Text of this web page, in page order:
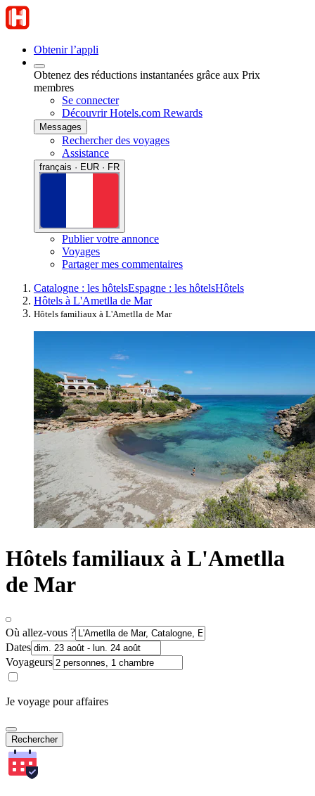
Obtenir l’appli
Obtenez des réductions instantanées grâce aux Prix
membres
Se connecter
Découvrir Hotels.com Rewards
Messages
Rechercher des voyages
Assistance
français · EUR · FR
Publier votre annonce
Voyages
Partager mes commentaires
Catalogne : les hôtelsEspagne : les hôtelsHôtels
Hôtels à L'Ametlla de Mar
Hôtels familiaux à L'Ametlla de Mar
Hôtels familiaux à L'Ametlla
de Mar
Où allez-vous ?
Dates
Voyageurs
Je voyage pour affaires
Rechercher